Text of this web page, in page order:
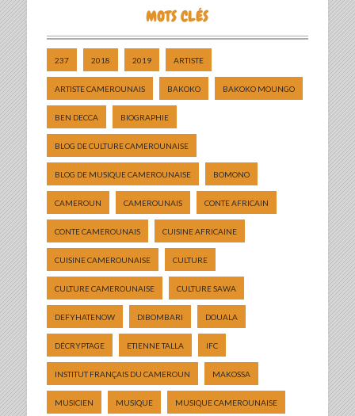
MOTS CLÉS
237 2018 2019 ARTISTE
ARTISTE CAMEROUNAIS BAKOKO BAKOKO MOUNGO
BEN DECCA BIOGRAPHIE
BLOG DE CULTURE CAMEROUNAISE
BLOG DE MUSIQUE CAMEROUNAISE BOMONO
CAMEROUN CAMEROUNAIS CONTE AFRICAIN
CONTE CAMEROUNAIS CUISINE AFRICAINE
CUISINE CAMEROUNAISE CULTURE
CULTURE CAMEROUNAISE CULTURE SAWA
DEFYHATENOW DIBOMBARI DOUALA
DÉCRYPTAGE ETIENNE TALLA IFC
INSTITUT FRANÇAIS DU CAMEROUN MAKOSSA
MUSICIEN MUSIQUE MUSIQUE CAMEROUNAISE